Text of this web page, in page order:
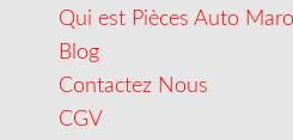
Qui est Pièces Auto
Blog
Contactez Nous
CGV